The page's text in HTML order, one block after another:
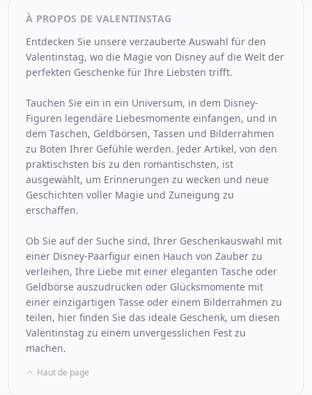
À PROPOS DE VALENTINSTAG
Entdecken Sie unsere verzauberte Auswahl für den
Valentinstag, wo die Magie von Disney auf die Welt der
perfekten Geschenke für Ihre Liebsten trifft.
Tauchen Sie ein in ein Universum, in dem Disney-
Figuren legendäre Liebesmomente einfangen, und in
dem Taschen, Geldbörsen, Tassen und Bilderrahmen
zu Boten Ihrer Gefühle werden. Jeder Artikel, von den
praktischsten bis zu den romantischsten, ist
ausgewählt, um Erinnerungen zu wecken und neue
Geschichten voller Magie und Zuneigung zu
erschaffen.
Ob Sie auf der Suche sind, Ihrer Geschenkauswahl mit
einer Disney-Paarfigur einen Hauch von Zauber zu
verleihen, Ihre Liebe mit einer eleganten Tasche oder
Geldbörse auszudrücken oder Glücksmomente mit
einer einzigartigen Tasse oder einem Bilderrahmen zu
teilen, hier finden Sie das ideale Geschenk, um diesen
Valentinstag zu einem unvergesslichen Fest zu
machen.
Haut de page